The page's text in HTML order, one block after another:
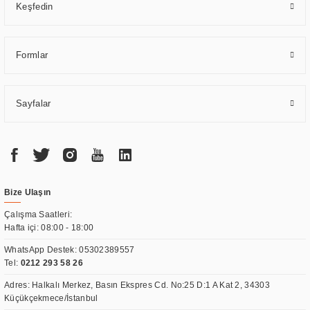
Keşfedin
Formlar
Sayfalar
Bize Ulaşın
Çalışma Saatleri:
Hafta içi: 08:00 - 18:00
WhatsApp Destek:05302389557
Tel: 0212 293 58 26
Adres: Halkalı Merkez, Basın Ekspres Cd. No:25 D:1 A Kat 2, 34303
Küçükçekmece/İstanbul